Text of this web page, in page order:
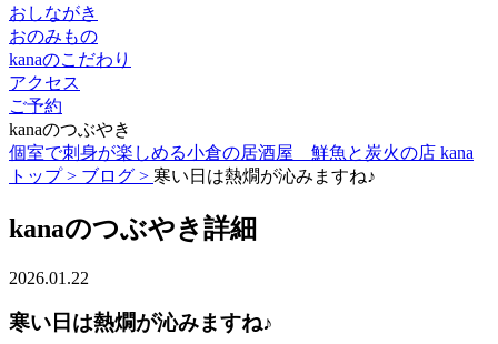
おしながき
おのみもの
kanaのこだわり
アクセス
ご予約
kanaのつぶやき
個室で刺身が楽しめる小倉の居酒屋 鮮魚と炭火の店 kana
トップ > ブログ > 寒い日は熱燗が沁みますね♪
kanaのつぶやき詳細
2026.01.22
寒い日は熱燗が沁みますね♪